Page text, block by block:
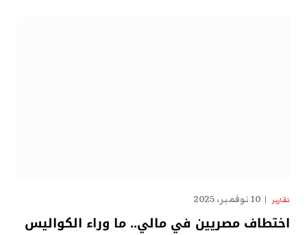
تقارير 10 نوفمبر، 2025
اختطاف مصريين في مالي.. ما وراء الكواليس